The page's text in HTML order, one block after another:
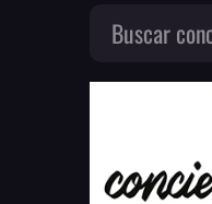
Buscar